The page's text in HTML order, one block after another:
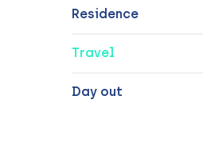
Residence
Travel
Day out